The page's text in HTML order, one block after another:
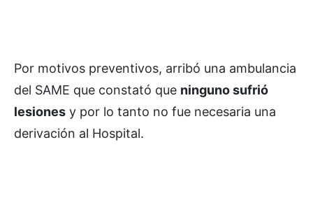
Por motivos preventivos, arribó una ambulancia
del SAME que constató que ninguno sufrió
lesiones y por lo tanto no fue necesaria una
derivación al Hospital.